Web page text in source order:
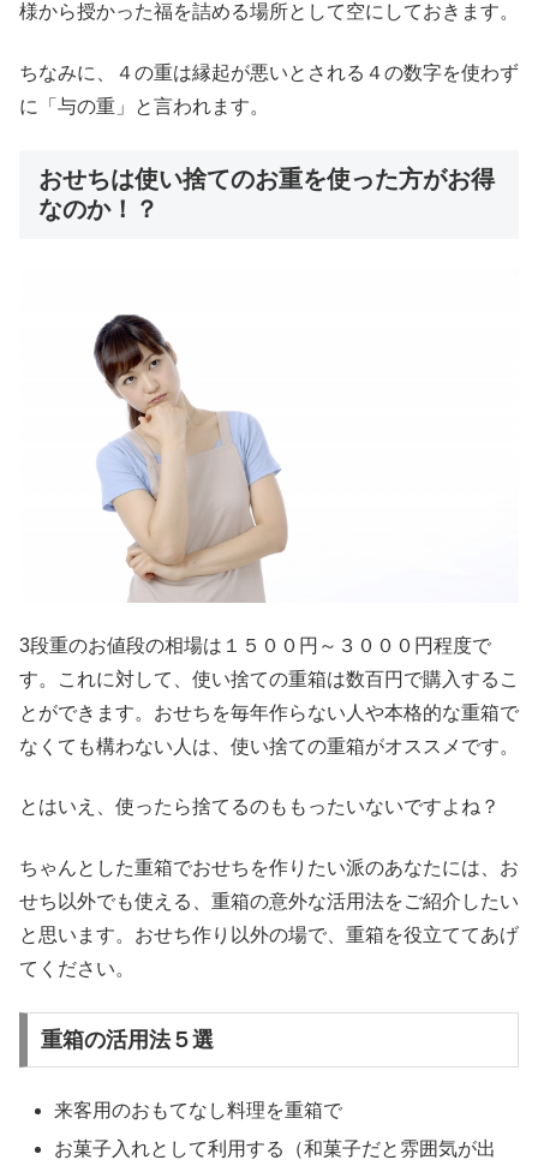
様から授かった福を詰める場所として空にしておきます。
ちなみに、４の重は縁起が悪いとされる４の数字を使わず
に「与の重」と言われます。
おせちは使い捨てのお重を使った方がお得
なのか！？
3段重のお値段の相場は１５００円～３０００円程度で
す。これに対して、使い捨ての重箱は数百円で購入するこ
とができます。おせちを毎年作らない人や本格的な重箱で
なくても構わない人は、使い捨ての重箱がオススメです。
とはいえ、使ったら捨てるのももったいないですよね？
ちゃんとした重箱でおせちを作りたい派のあなたには、お
せち以外でも使える、重箱の意外な活用法をご紹介したい
と思います。おせち作り以外の場で、重箱を役立ててあげ
てください。
重箱の活用法５選
来客用のおもてなし料理を重箱で
お菓子入れとして利用する（和菓子だと雰囲気が出